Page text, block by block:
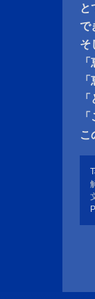
と
で
そ
こ